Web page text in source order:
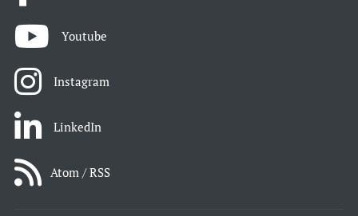
Youtube
Instagram
LinkedIn
Atom / RSS